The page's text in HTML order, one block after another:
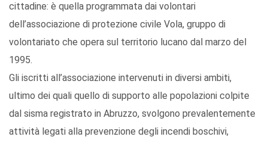
cittadine: è quella programmata dai volontari
dell’associazione di protezione civile Vola, gruppo di
volontariato che opera sul territorio lucano dal marzo del
1995.
Gli iscritti all’associazione intervenuti in diversi ambiti,
ultimo dei quali quello di supporto alle popolazioni colpite
dal sisma registrato in Abruzzo, svolgono prevalentemente
attività legati alla prevenzione degli incendi boschivi,